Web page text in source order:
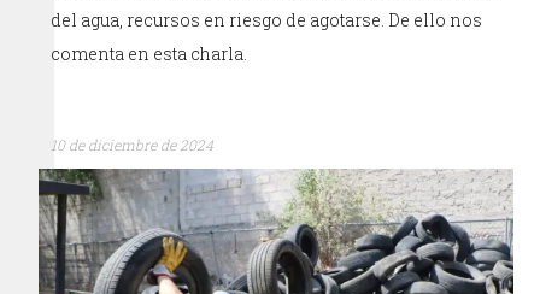
del agua, recursos en riesgo de agotarse. De ello nos
comenta en esta charla.
10 de diciembre de 2024